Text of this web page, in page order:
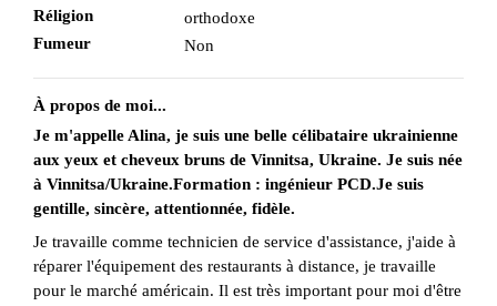
Réligion
orthodoxe
Fumeur
Non
À propos de moi...
Je m'appelle Alina, je suis une belle célibataire ukrainienne
aux yeux et cheveux bruns de Vinnitsa, Ukraine. Je suis née
à Vinnitsa/Ukraine.Formation : ingénieur PCD.Je suis
gentille, sincère, attentionnée, fidèle.
Je travaille comme technicien de service d'assistance, j'aide à
réparer l'équipement des restaurants à distance, je travaille
pour le marché américain. Il est très important pour moi d'être